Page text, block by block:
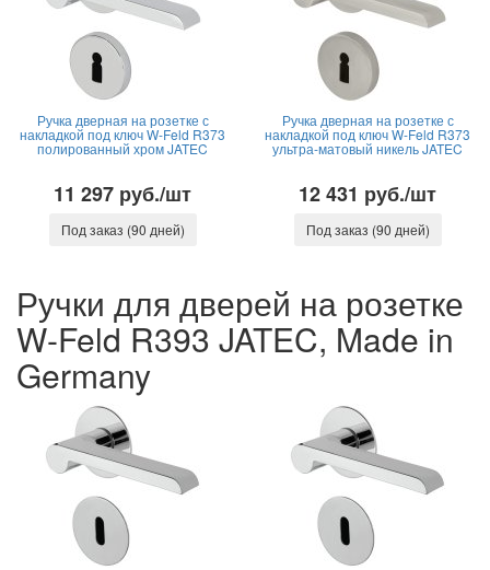
Ручка дверная на розетке с
накладкой под ключ W-Feld R373
полированный хром JATEC
11 297 руб./шт
Под заказ (90 дней)
Ручка дверная на розетке с
накладкой под ключ W-Feld R373
ультра-матовый никель JATEC
12 431 руб./шт
Под заказ (90 дней)
Ручки для дверей на розетке
W-Feld R393 JATEC, Made in
Germany